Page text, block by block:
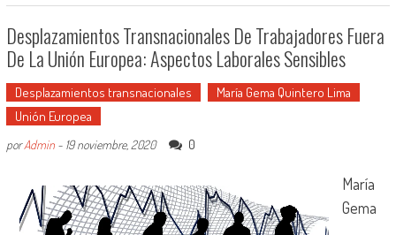
Desplazamientos Transnacionales De Trabajadores Fuera
De La Unión Europea: Aspectos Laborales Sensibles
Desplazamientos transnacionales
María Gema Quintero Lima
Unión Europea
porAdmin- 19 noviembre, 2020 0
María
Gema